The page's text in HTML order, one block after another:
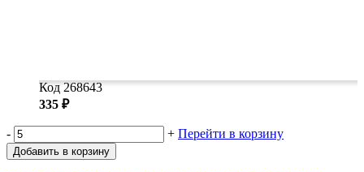
Код 268643
335 ₽
- + Перейти в корзину
Добавить в корзину